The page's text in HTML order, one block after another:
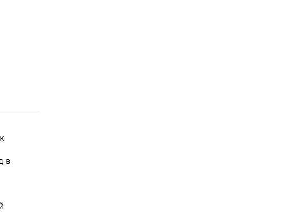
в